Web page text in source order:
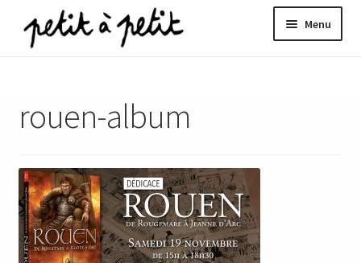
Aller
à
Aller
au
Menu
rouen-album